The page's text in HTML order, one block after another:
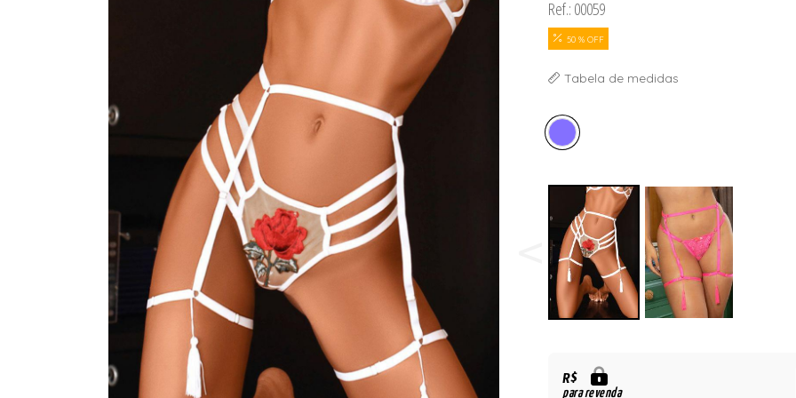
CORPETES, ESPARTILHOS E CORSELETS
Ref.: 00059
50 % OFF
Tabela de medidas
R$
para revenda